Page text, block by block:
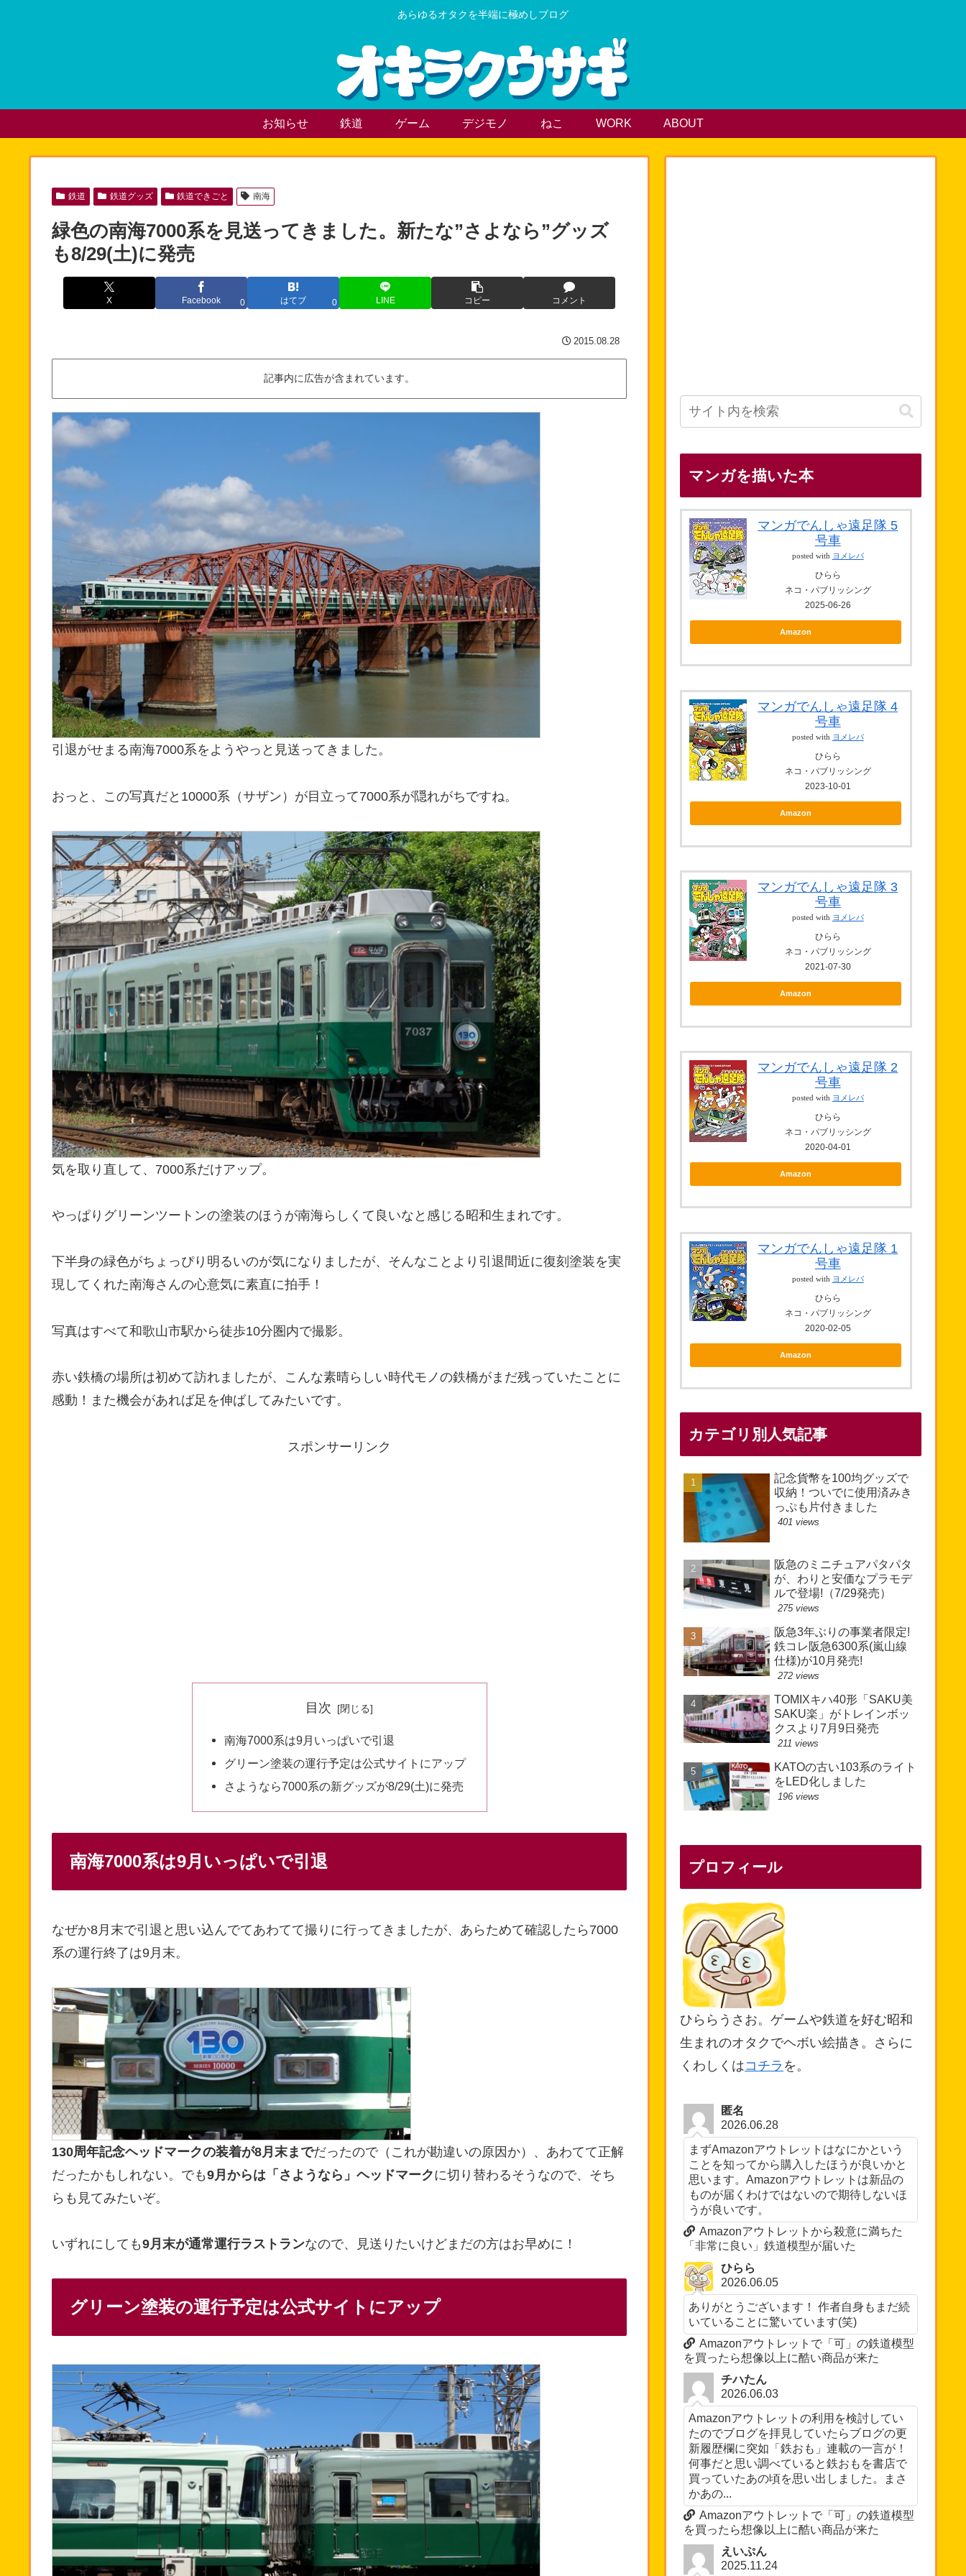
あらゆるオタクを半端に極めしブログ
お知らせ 鉄道 ゲーム デジモノ ねこ WORK ABOUT
鉄道 鉄道グッズ 鉄道できごと 南海
緑色の南海7000系を見送ってきました。新たな”さよなら”グッズ
も8/29(土)に発売
X Facebook 0 はてブ 0 LINE コピー コメント
2015.08.28
記事内に広告が含まれています。
引退がせまる南海7000系をようやっと見送ってきました。
おっと、この写真だと10000系（サザン）が目立って7000系が隠れがちですね。
気を取り直して、7000系だけアップ。
やっぱりグリーンツートンの塗装のほうが南海らしくて良いなと感じる昭和生まれです。
下半身の緑色がちょっぴり明るいのが気になりましたが、そんなことより引退間近に復刻塗装を実
現してくれた南海さんの心意気に素直に拍手！
写真はすべて和歌山市駅から徒歩10分圏内で撮影。
赤い鉄橋の場所は初めて訪れましたが、こんな素晴らしい時代モノの鉄橋がまだ残っていたことに
感動！また機会があれば足を伸ばしてみたいです。
スポンサーリンク
目次
南海7000系は9月いっぱいで引退
グリーン塗装の運行予定は公式サイトにアップ
さようなら7000系の新グッズが8/29(土)に発売
南海7000系は9月いっぱいで引退
なぜか8月末で引退と思い込んでてあわてて撮りに行ってきましたが、あらためて確認したら7000
系の運行終了は9月末。
130周年記念ヘッドマークの装着が8月末までだったので（これが勘違いの原因か）、あわてて正解
だったかもしれない。でも9月からは「さようなら」ヘッドマークに切り替わるそうなので、そち
らも見てみたいぞ。
いずれにしても9月末が通常運行ラストランなので、見送りたいけどまだの方はお早めに！
グリーン塗装の運行予定は公式サイトにアップ
マンガを描いた本
マンガでんしゃ遠足隊 5
号車
posted with ヨメレバ
ひらら
ネコ・パブリッシング
2025-06-26
Amazon
マンガでんしゃ遠足隊 4
号車
posted with ヨメレバ
ひらら
ネコ・パブリッシング
2023-10-01
Amazon
マンガでんしゃ遠足隊 3
号車
posted with ヨメレバ
ひらら
ネコ・パブリッシング
2021-07-30
Amazon
マンガでんしゃ遠足隊 2
号車
posted with ヨメレバ
ひらら
ネコ・パブリッシング
2020-04-01
Amazon
マンガでんしゃ遠足隊 1
号車
posted with ヨメレバ
ひらら
ネコ・パブリッシング
2020-02-05
Amazon
カテゴリ別人気記事
記念貨幣を100均グッズで
収納！ついでに使用済みき
っぷも片付きました
401 views
阪急のミニチュアパタパタ
が、わりと安価なプラモデ
ルで登場!（7/29発売）
275 views
阪急3年ぶりの事業者限定!
鉄コレ阪急6300系(嵐山線
仕様)が10月発売!
272 views
TOMIXキハ40形「SAKU美
SAKU楽」がトレインボッ
クスより7月9日発売
211 views
KATOの古い103系のライト
をLED化しました
196 views
プロフィール
ひららうさお。ゲームや鉄道を好む昭和
生まれのオタクでヘボい絵描き。さらに
くわしくはコチラ を。
匿名
2026.06.28
まずAmazonアウトレットはなにかという
ことを知ってから購入したほうが良いかと
思います。Amazonアウトレットは新品の
ものが届くわけではないので期待しないほ
うが良いです。
Amazonアウトレットから殺意に満ちた
「非常に良い」鉄道模型が届いた
ひらら
2026.06.05
ありがとうございます！ 作者自身もまだ続
いていることに驚いています(笑)
Amazonアウトレットで「可」の鉄道模型
を買ったら想像以上に酷い商品が来た
チハたん
2026.06.03
Amazonアウトレットの利用を検討してい
たのでブログを拝見していたらブログの更
新履歴欄に突如「鉄おも」連載の一言が！
何事だと思い調べていると鉄おもを書店で
買っていたあの頃を思い出しました。まさ
かあの...
Amazonアウトレットで「可」の鉄道模型
を買ったら想像以上に酷い商品が来た
えいぷん
2025.11.24